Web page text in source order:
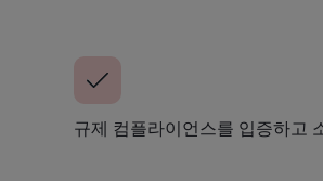
규제 컴플라이언스를 입증하고